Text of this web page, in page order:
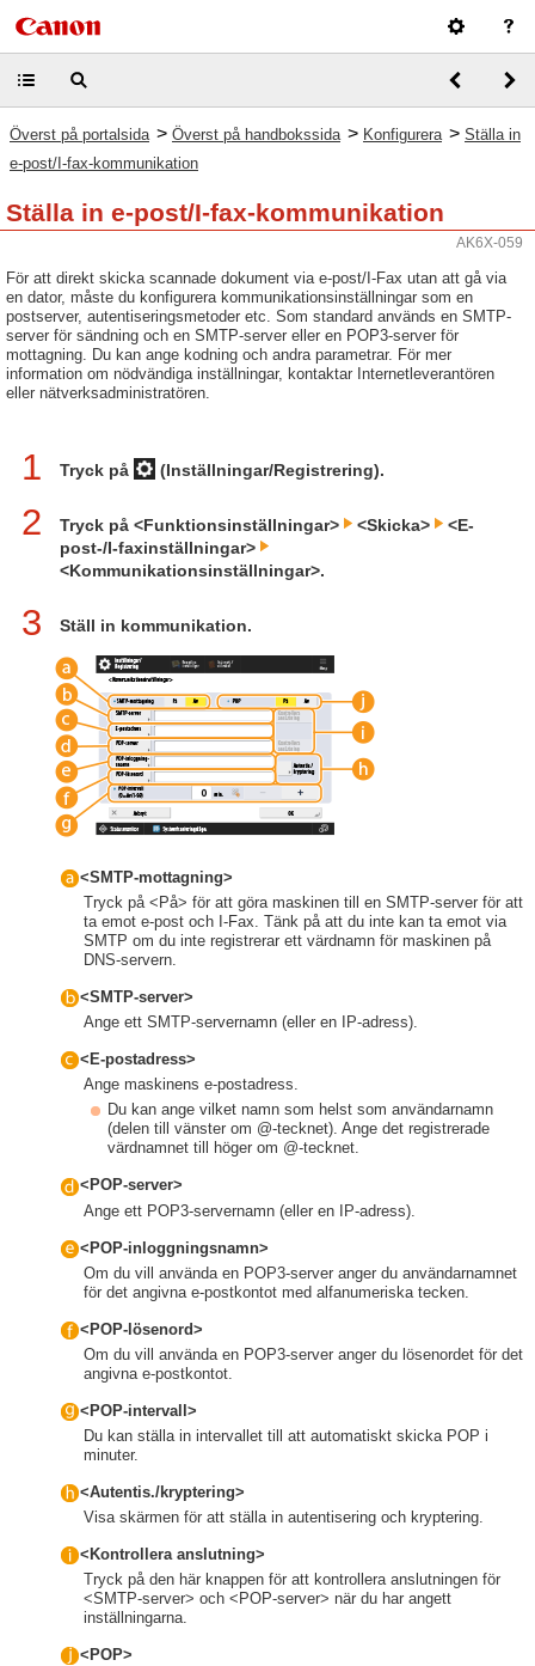
Överst på portalsida > Överst på handbokssida > Konfigurera > Ställa in
e-post/I-fax-kommunikation
Ställa in e-post/I-fax-kommunikation
AK6X-059
För att direkt skicka scannade dokument via e-post/I-Fax utan att gå via
en dator, måste du konfigurera kommunikationsinställningar som en
postserver, autentiseringsmetoder etc. Som standard används en SMTP-
server för sändning och en SMTP-server eller en POP3-server för
mottagning. Du kan ange kodning och andra parametrar. För mer
information om nödvändiga inställningar, kontaktar Internetleverantören
eller nätverksadministratören.
1 Tryck på (Inställningar/Registrering).
2 Tryck på <Funktionsinställningar> <Skicka>
<E-
post-/I-faxinställningar>
<Kommunikationsinställningar>.
3 Ställ in kommunikation.
<SMTP-mottagning>
Tryck på <På> för att göra maskinen till en SMTP-server för att
ta emot e-post och I-Fax. Tänk på att du inte kan ta emot via
SMTP om du inte registrerar ett värdnamn för maskinen på
DNS-servern.
<SMTP-server>
Ange ett SMTP-servernamn (eller en IP-adress).
<E-postadress>
Ange maskinens e-postadress.
Du kan ange vilket namn som helst som användarnamn
(delen till vänster om @-tecknet). Ange det registrerade
värdnamnet till höger om @-tecknet.
<POP-server>
Ange ett POP3-servernamn (eller en IP-adress).
<POP-inloggningsnamn>
Om du vill använda en POP3-server anger du användarnamnet
för det angivna e-postkontot med alfanumeriska tecken.
<POP-lösenord>
Om du vill använda en POP3-server anger du lösenordet för det
angivna e-postkontot.
<POP-intervall>
Du kan ställa in intervallet till att automatiskt skicka POP i
minuter.
<Autentis./kryptering>
Visa skärmen för att ställa in autentisering och kryptering.
<Kontrollera anslutning>
Tryck på den här knappen för att kontrollera anslutningen för
<SMTP-server> och <POP-server> när du har angett
inställningarna.
<POP>